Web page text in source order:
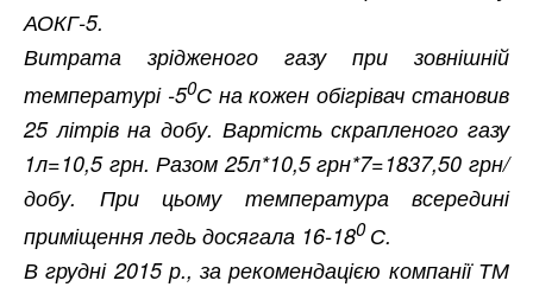
АОКГ-5.
Витрата зрідженого газу при зовнішній
температурі -50С на кожен обігрівач становив
25 літрів на добу. Вартість скрапленого газу
1л=10,5 грн. Разом 25л*10,5 грн*7=1837,50 грн/
добу. При цьому температура всередині
приміщення ледь досягала 16-180С.
В грудні 2015 р., за рекомендацією компанії ТМ